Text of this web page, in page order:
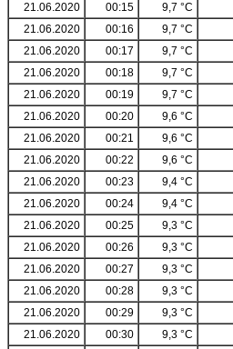
21.06.2020
00:15 9,7 °C
21.06.2020
00:16 9,7 °C
21.06.2020
00:17 9,7 °C
21.06.2020
00:18 9,7 °C
21.06.2020
00:19 9,7 °C
21.06.2020
00:20 9,6 °C
21.06.2020
00:21 9,6 °C
21.06.2020
00:22 9,6 °C
21.06.2020
00:23 9,4 °C
21.06.2020
00:24 9,4 °C
21.06.2020
00:25 9,3 °C
21.06.2020
00:26 9,3 °C
21.06.2020
00:27 9,3 °C
21.06.2020
00:28 9,3 °C
21.06.2020
00:29 9,3 °C
21.06.2020
00:30 9,3 °C